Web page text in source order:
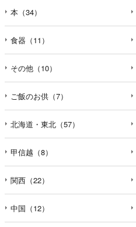
本（34）
食器（11）
その他（10）
ご飯のお供（7）
北海道・東北（57）
甲信越（8）
関西（22）
中国（12）